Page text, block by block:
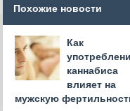
Похожие новости
Как
каннабиса
влияет на
мужскую